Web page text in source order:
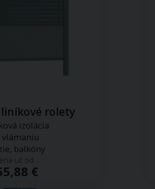
rolety
izolácia
balkóny
už od...
€